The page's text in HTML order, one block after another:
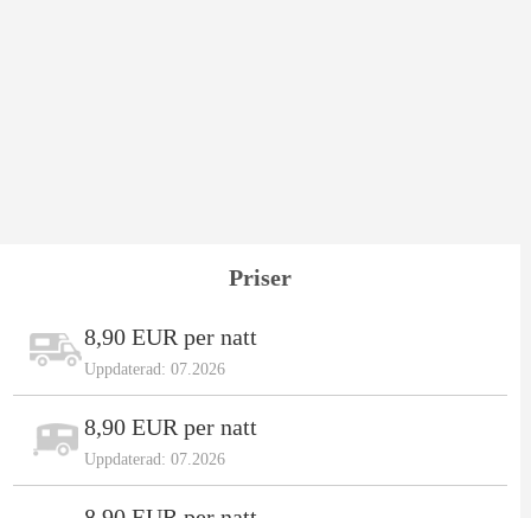
Priser
8,90 EUR per natt
Uppdaterad: 07.2026
8,90 EUR per natt
Uppdaterad: 07.2026